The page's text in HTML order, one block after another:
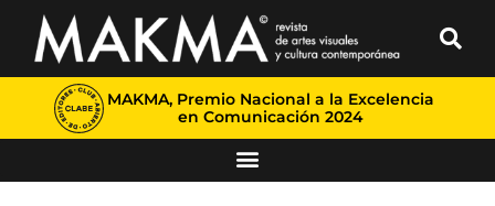
MAKMA, Premio Nacional a la Excelencia
en Comunicación 2024